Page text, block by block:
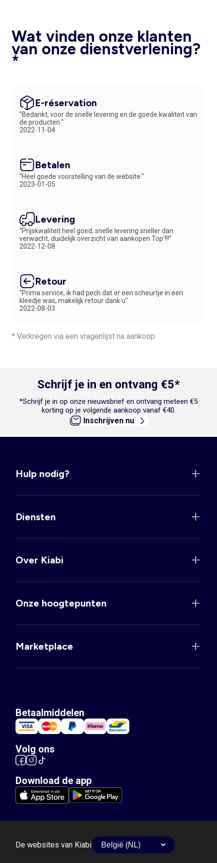
Wat vinden onze klanten
van onze dienstverlening?
*
E-réservation
“Bedankt, voor de snelle levering en de goede kwaliteit van
de producten.“
2022-11-04
Betalen
“Heel goede voorstelling van de website.“
2023-01-05
Levering
“Prijskwaliteit heel goed, snelle levering sneller dan
verwacht, duidelijk overzicht van aankopen Top'!!!“
2022-12-08
Retour
"Prima service, ik had pech dat er een scheurtje in een
kleedje was, makelijk retour dank u"
2022-08-03
* Verkregen via een vragenlijst na aankoop
Schrijf je in en ontvang €5*
*Schrijf je in op onze nieuwsbrief en ontvang meteen €5
korting op je volgende aankoop vanaf €40.
Inschrijven nu
Hulp nodig?
Diensten
Over Kiabi
Onze hoogtepunten
Marketplace
Betaalmiddelen
Volg ons
Download de app
De websites van Kiabi